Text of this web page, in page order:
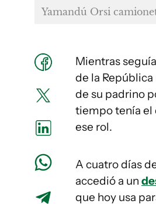
Yamandú Orsi
Mientras
de la
de su padrino
tiempo tenía el
ese rol.
A cuatro días
accedió a un
que hoy usa